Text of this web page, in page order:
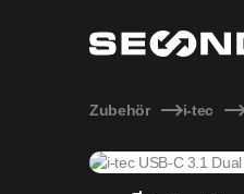
Zubehör i-tec